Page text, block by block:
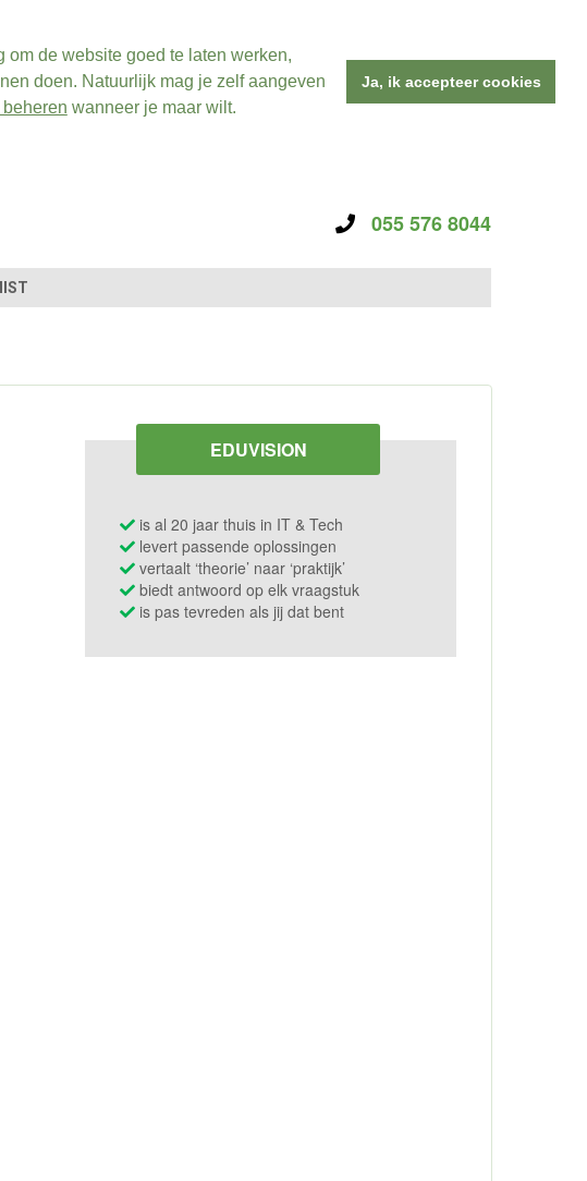
de website goed te laten werken,
doen. Natuurlijk mag je zelf aangeven
wanneer je maar wilt.
Ja, ik accepteer cookies
055 576 8044
EDUVISION
is al 20 jaar thuis in IT & Tech
levert passende oplossingen
vertaalt ‘theorie’ naar ‘praktijk’
biedt antwoord op elk vraagstuk
is pas tevreden als jij dat bent